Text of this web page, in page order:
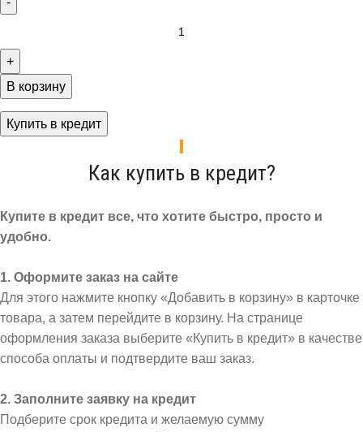
В корзину
Купить в кредит
Как купить в кредит?
Купите в кредит все, что хотите быстро, просто и
удобно.
1. Оформите заказ на сайте
Для этого нажмите кнопку «Добавить в корзину» в карточке
товара, а затем перейдите в корзину. На странице
оформления заказа выберите «Купить в кредит» в качестве
способа оплаты и подтвердите ваш заказ.
2. Заполните заявку на кредит
Подберите срок кредита и желаемую сумму